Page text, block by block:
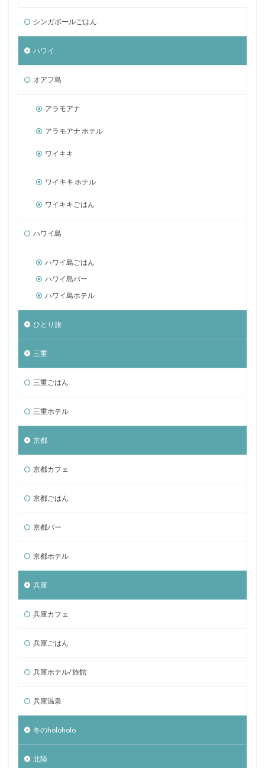
シンガポールごはん
ハワイ
オアフ島
アラモアナ
アラモアナ ホテル
ワイキキ
ワイキキ ホテル
ワイキキごはん
ハワイ島
ハワイ島ごはん
ハワイ島バー
ハワイ島ホテル
ひとり旅
三重
三重ごはん
三重ホテル
京都
京都カフェ
京都ごはん
京都バー
京都ホテル
兵庫
兵庫カフェ
兵庫ごはん
兵庫ホテル/ 旅館
兵庫温泉
冬のholoholo
北陸